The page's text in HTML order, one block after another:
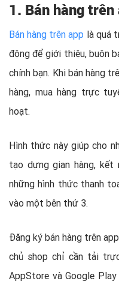
1. Bán hàng
Bán hàng trên app là quá
động để giới thiệu, buôn
chính bạn. Khi bán hàng
hàng, mua hàng trực
hoạt.
Hình thức này giúp cho
tạo dựng gian hàng, kết
những hình thức thanh
vào một bên thứ 3.
Đăng ký bán hàng trên
chủ shop chỉ cần tải
AppStore và Google